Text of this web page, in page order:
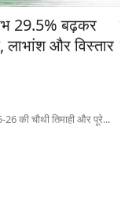
29.5% बढ़कर
और विस्तार
की चौथी तिमाही और पूरे...